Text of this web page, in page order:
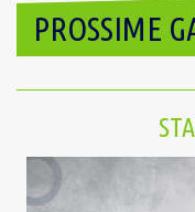
PROSSIME